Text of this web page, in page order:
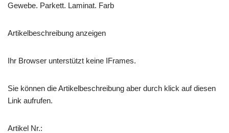
Gewebe. Parkett. Laminat. Farb
Artikelbeschreibung anzeigen
Ihr Browser unterstützt keine IFrames.
Sie können die Artikelbeschreibung aber durch klick auf diesen
Link aufrufen.
Artikel Nr.: